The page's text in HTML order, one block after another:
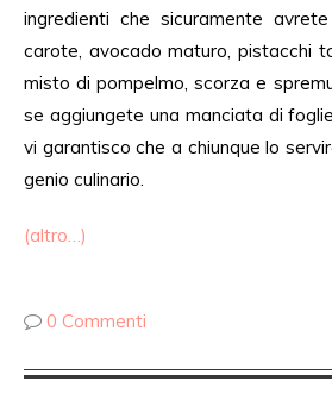
ingredienti che sicuramente
carote, avocado maturo, pistacchi
misto di pompelmo, scorza e
se aggiungete una manciata di
vi garantisco che a chiunque lo
genio culinario.
(altro…)
0 Commenti